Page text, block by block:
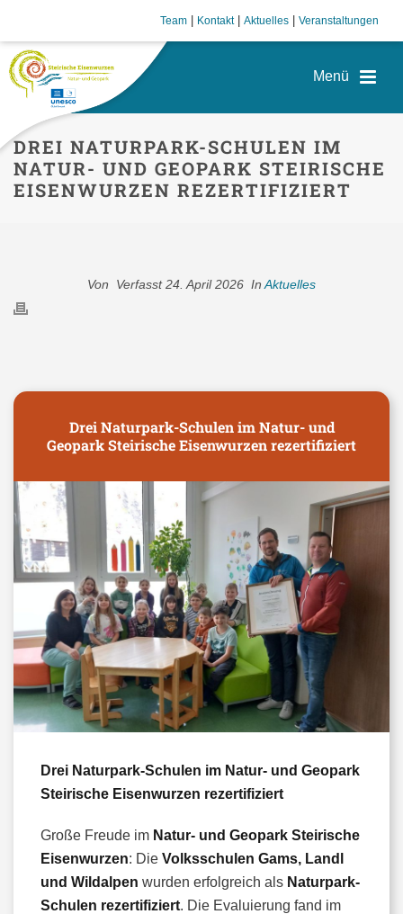
Team Kontakt| Aktuelles Veranstaltungen
DREI NATURPARK-SCHULEN IM
NATUR- UND GEOPARK STEIRISCHE
EISENWURZEN REZERTIFIZIERT
Von Verfasst24. April 2026 In Aktuelles
Drei Naturpark-Schulen im Natur- und
Geopark Steirische Eisenwurzen rezertifiziert
Drei Naturpark-Schulen im Natur- und Geopark
Steirische Eisenwurzen rezertifiziert
Große Freude im Natur- und Geopark Steirische
Eisenwurzen: Die Volksschulen Gams, Landl
und Wildalpen wurden erfolgreich als Naturpark-
Schulen rezertifiziert. Die Evaluierung fand im